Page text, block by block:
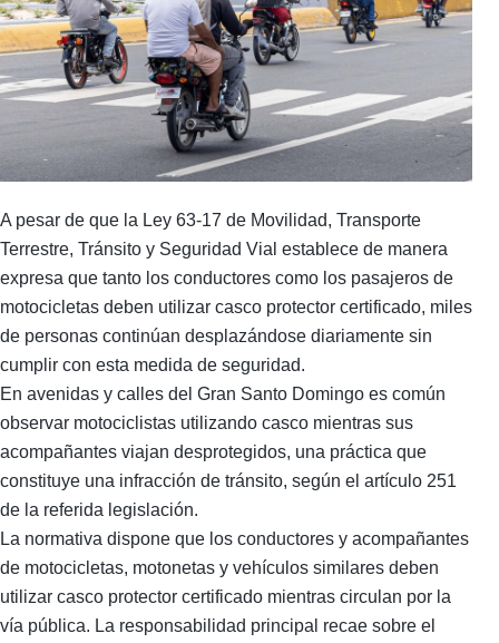
A pesar de que la Ley 63-17 de Movilidad, Transporte
Terrestre, Tránsito y Seguridad Vial establece de manera
expresa que tanto los conductores como los pasajeros de
motocicletas deben utilizar casco protector certificado, miles
de personas continúan desplazándose diariamente sin
cumplir con esta medida de seguridad.
En avenidas y calles del Gran Santo Domingo es común
observar motociclistas utilizando casco mientras sus
acompañantes viajan desprotegidos, una práctica que
constituye una infracción de tránsito, según el artículo 251
de la referida legislación.
La normativa dispone que los conductores y acompañantes
de motocicletas, motonetas y vehículos similares deben
utilizar casco protector certificado mientras circulan por la
vía pública. La responsabilidad principal recae sobre el